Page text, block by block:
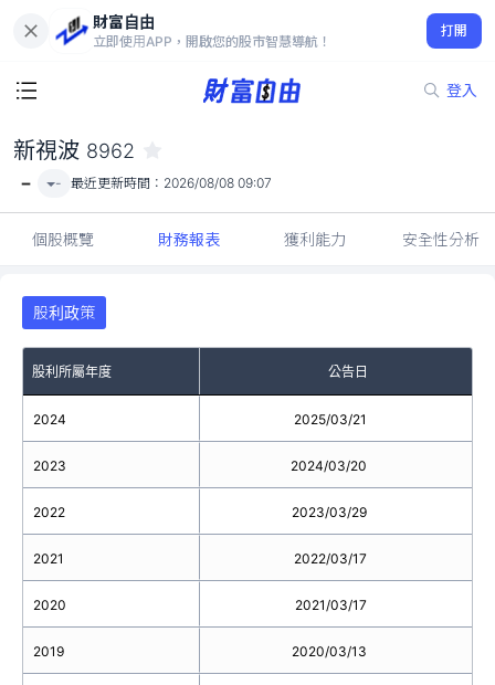
財富自由
立即使用APP，開啟您的股市智慧導航！
打開
登入
-
新視波 8962
- - 最近更新時間： 2026/08/08 09:07
個股概覽 財務報表 獲利能力 安全性分析
股利政策
股利所屬年度 公告日
2024
2023
2022
2021
2020
2019
2025/03/21
2024/03/20
2023/03/29
2022/03/17
2021/03/17
2020/03/13